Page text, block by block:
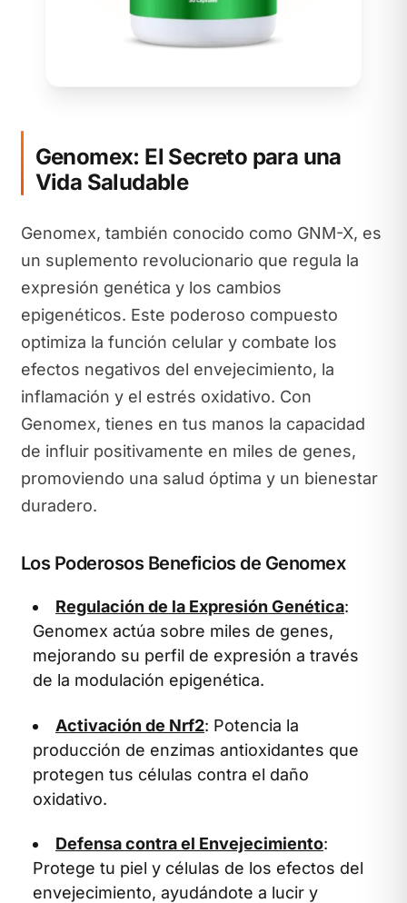
Genomex: El Secreto para una
Vida Saludable
Genomex, también conocido como GNM-X, es
un suplemento revolucionario que regula la
expresión genética y los cambios
epigenéticos. Este poderoso compuesto
optimiza la función celular y combate los
efectos negativos del envejecimiento, la
inflamación y el estrés oxidativo. Con
Genomex, tienes en tus manos la capacidad
de influir positivamente en miles de genes,
promoviendo una salud óptima y un bienestar
duradero.
Los Poderosos Beneficios de Genomex
Regulación de la Expresión Genética:
Genomex actúa sobre miles de genes,
mejorando su perfil de expresión a través
de la modulación epigenética.
Activación de Nrf2: Potencia la
producción de enzimas antioxidantes que
protegen tus células contra el daño
oxidativo.
Defensa contra el Envejecimiento:
Protege tu piel y células de los efectos del
envejecimiento, ayudándote a lucir y